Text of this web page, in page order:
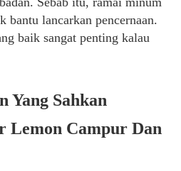
bantu lancarkan pencernaan.
baik sangat penting kalau
Yang Sahkan
Lemon Campur Dan